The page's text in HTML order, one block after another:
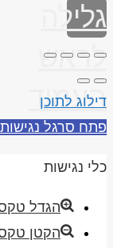
גלילה
לראש
העמוד
דילוג לתוכן
פתח סרגל נגישות
כלי נגישות
הגדל
הקטן